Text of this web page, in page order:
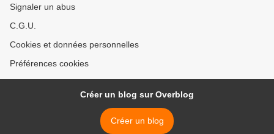
Signaler un abus
C.G.U.
Cookies et données personnelles
Préférences cookies
Créer un blog sur Overblog
Créer un blog